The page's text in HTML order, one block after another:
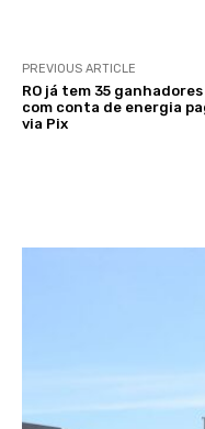
PREVIOUS ARTICLE
RO já tem 35 ganhadores
com conta de energia
via Pix